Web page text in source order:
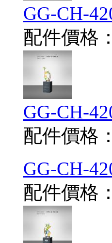
GG-CH-
配件價格：
GG-CH-
配件價格：
GG-CH-
配件價格：